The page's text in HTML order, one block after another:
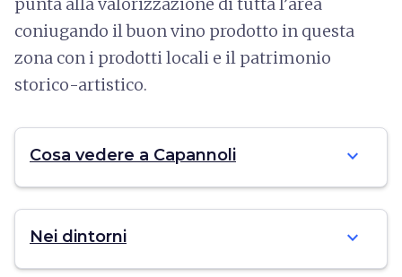
coniugando il buon vino prodotto in questa
zona con i prodotti locali e il patrimonio
storico-artistico.
Cosa vedere a Capannoli expand_more
Nei dintorni expand_more